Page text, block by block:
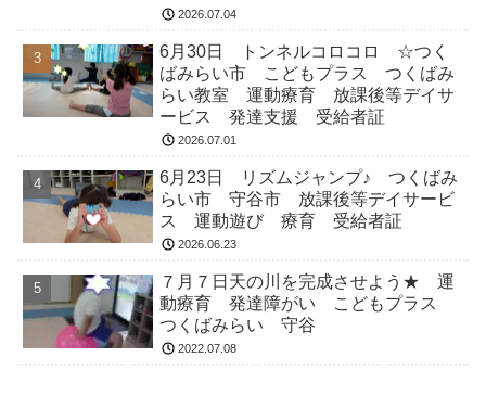
2026.07.04
6月30日 トンネルコロコロ ☆つく
ばみらい市 こどもプラス つくばみ
らい教室 運動療育 放課後等デイサ
ービス 発達支援 受給者証
2026.07.01
6月23日 リズムジャンプ♪ つくばみ
らい市 守谷市 放課後等デイサービ
ス 運動遊び 療育 受給者証
2026.06.23
７月７日天の川を完成させよう★ 運
動療育 発達障がい こどもプラス
つくばみらい 守谷
2022.07.08